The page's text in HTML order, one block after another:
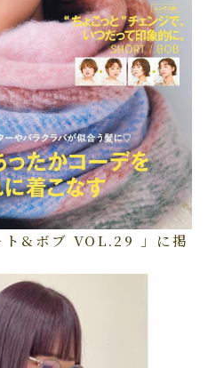
ト&ボブ VOL.29 」に掲